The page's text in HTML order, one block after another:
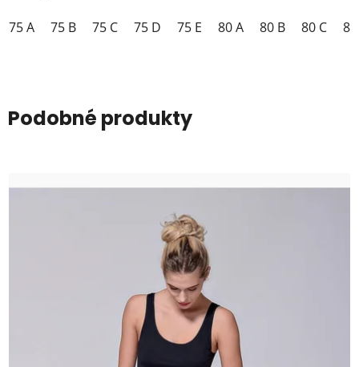
75 A 75 B 75 C 75 D 75 E 80 A 80 B 80 C
Podobné produkty